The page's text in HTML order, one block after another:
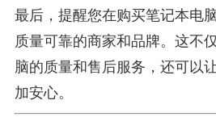
最后，提醒您在购买笔记本电
质量可靠的商家和品牌。这不
脑的质量和售后服务，还可以
加安心。